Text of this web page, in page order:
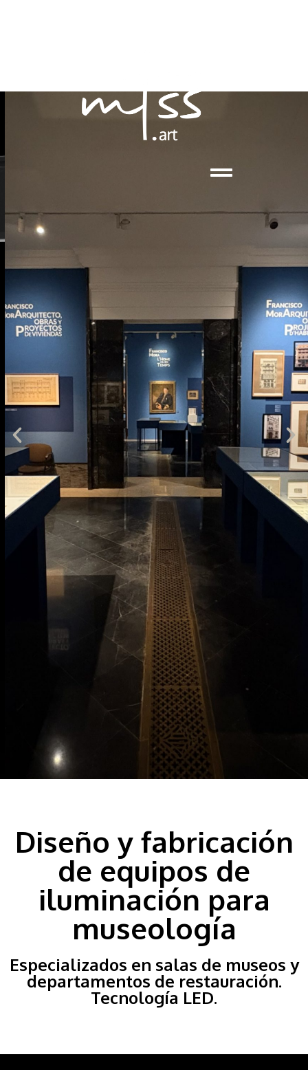
de Valéncia
Exposición: La València De Francisco Mora.
Arquitecte i urbanista.
Diseño y fabricación
de equipos de
iluminación para
museología
Especializados en salas de museos y
departamentos de restauración.
Tecnología LED.